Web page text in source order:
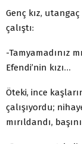
Genç kız,
çalıştı:
-Tamyamadınız
Efendi’nin kızı…
Öteki, ince
çalışıyordu;
mırıldandı,